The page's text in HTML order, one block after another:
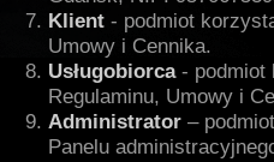
Klient - podmiot
Umowy i Cennika.
Usługobiorca- podmiot
Regulaminu, Umowy i
Administrator –
Panelu